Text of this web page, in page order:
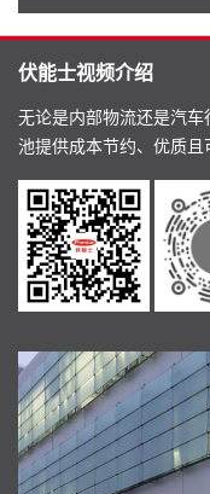
伏能士视频介绍
无论是内部物流还是汽
池提供成本节约、优质且